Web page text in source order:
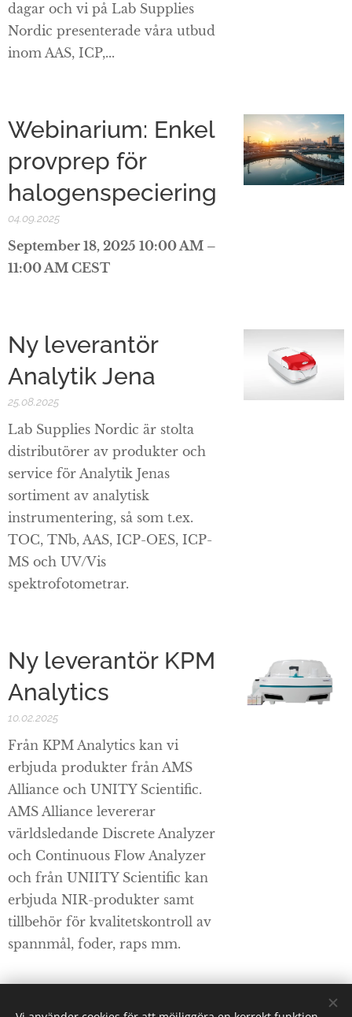
dagar och vi på Lab Supplies
Nordic presenterade våra utbud
inom AAS, ICP,...
Webinarium: Enkel
provprep för
halogenspeciering
04.09.2025
September 18, 2025 10:00 AM –
11:00 AM CEST
Ny leverantör
Analytik Jena
25.08.2025
Lab Supplies Nordic är stolta
distributörer av produkter och
service för Analytik Jenas
sortiment av analytisk
instrumentering, så som t.ex.
TOC, TNb, AAS, ICP-OES, ICP-
MS och UV/Vis
spektrofotometrar.
Ny leverantör KPM
Analytics
10.02.2025
Från KPM Analytics kan vi
erbjuda produkter från AMS
Alliance och UNITY Scientific.
AMS Alliance levererar
världsledande Discrete Analyzer
och Continuous Flow Analyzer
och från UNIITY Scientific kan
erbjuda NIR-produkter samt
tillbehör för kvalitetskontroll av
spannmål, foder, raps mm.